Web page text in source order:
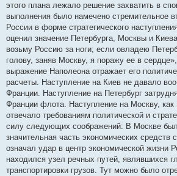
этого плана лежало решение захватить в
выполнения было намечено стремительное
России в форме стратегического
оценил значение Петербурга, Москвы и
возьму Россию за ноги; если овладею
голову, заняв Москву, я поражу ее в
выражение Наполеона отражает его
расчеты. Наступление на Киев не давало
Франции. Наступление на Петербург
Франции флота. Наступление на Москву, как
отвечало требованиям политической и
силу следующих соображений: В Москве
значительная часть экономических средств
означал удар в центр экономической жизни
находился узел речных путей, являвшихся
транспортировки грузов. Тут можно было